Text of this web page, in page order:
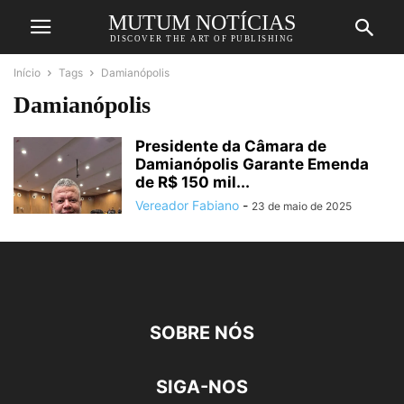
MUTUM NOTÍCIAS
DISCOVER THE ART OF PUBLISHING
Início Tags Damianópolis
Damianópolis
Presidente da Câmara de
Damianópolis Garante Emenda
de R$ 150 mil...
Vereador Fabiano - 23 de maio de 2025
SOBRE NÓS
SIGA-NOS